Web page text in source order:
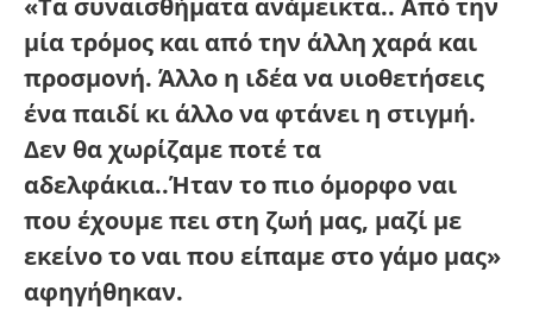
«Τα συναισθήματα ανάμεικτα.. Από την
μία τρόμος και από την άλλη χαρά και
προσμονή. Άλλο η ιδέα να υιοθετήσεις
ένα παιδί κι άλλο να φτάνει η στιγμή.
Δεν θα χωρίζαμε ποτέ τα
αδελφάκια..Ήταν το πιο όμορφο ναι
που έχουμε πει στη ζωή μας, μαζί με
εκείνο το ναι που είπαμε στο γάμο μας»
αφηγήθηκαν.